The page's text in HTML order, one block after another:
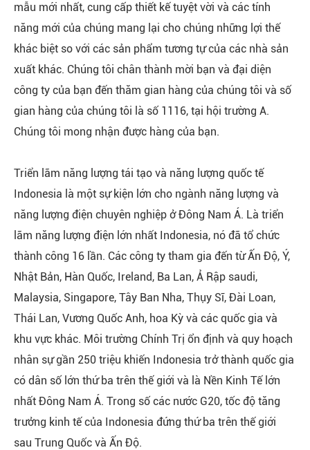
mẫu mới nhất, cung cấp thiết kế tuyệt vời và các tính
năng mới của chúng mang lại cho chúng những lợi thế
khác biệt so với các sản phẩm tương tự của các nhà sản
xuất khác. Chúng tôi chân thành mời bạn và đại diện
công ty của bạn đến thăm gian hàng của chúng tôi và số
gian hàng của chúng tôi là số 1116, tại hội trường A.
Chúng tôi mong nhận được hàng của bạn.
Triển lãm năng lượng tái tạo và năng lượng quốc tế
Indonesia là một sự kiện lớn cho ngành năng lượng và
năng lượng điện chuyên nghiệp ở Đông Nam Á. Là triển
lãm năng lượng điện lớn nhất Indonesia, nó đã tổ chức
thành công 16 lần. Các công ty tham gia đến từ Ấn Độ, Ý,
Nhật Bản, Hàn Quốc, Ireland, Ba Lan, Ả Rập saudi,
Malaysia, Singapore, Tây Ban Nha, Thụy Sĩ, Đài Loan,
Thái Lan, Vương Quốc Anh, hoa Kỳ và các quốc gia và
khu vực khác. Môi trường Chính Trị ổn định và quy hoạch
nhân sự gần 250 triệu khiến Indonesia trở thành quốc gia
có dân số lớn thứ ba trên thế giới và là Nền Kinh Tế lớn
nhất Đông Nam Á. Trong số các nước G20, tốc độ tăng
trưởng kinh tế của Indonesia đứng thứ ba trên thế giới
sau Trung Quốc và Ấn Độ.